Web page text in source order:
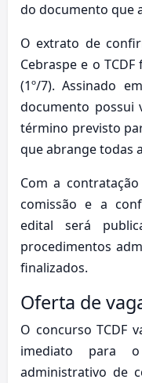
do documento que
O extrato de
Cebraspe e o
(1º/7). Assinado
documento possui
término previsto
que abrange todas
Com a
comissão e a
edital será
procedimentos
finalizados.
Oferta de
O concurso TCDF
imediato para
administrativo de